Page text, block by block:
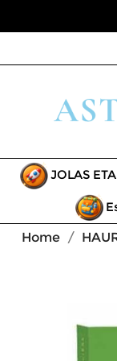
JOLAS
Home